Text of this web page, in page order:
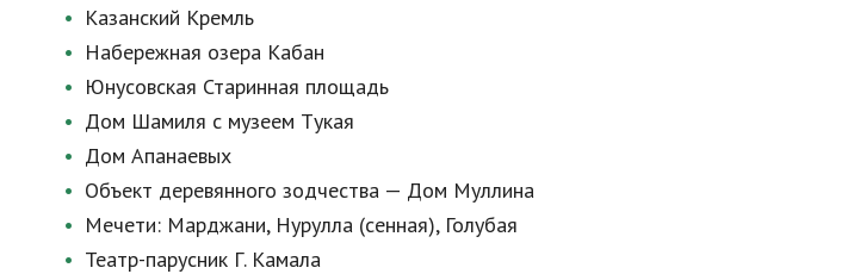
Казанский Кремль
Набережная озера Кабан
Юнусовская Старинная площадь
Дом Шамиля с музеем Tукая
Дом Апанаевых
Объект деревянного зодчества — Дом Муллина
Мечети: Марджани, Нурулла (сенная), Голубая
Театр-парусник Г. Камала